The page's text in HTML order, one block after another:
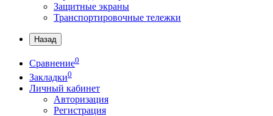
Защитные экраны
Транспортировочные тележки
Назад
Сравнение0
Закладки0
Личный кабинет
Авторизация
Регистрация